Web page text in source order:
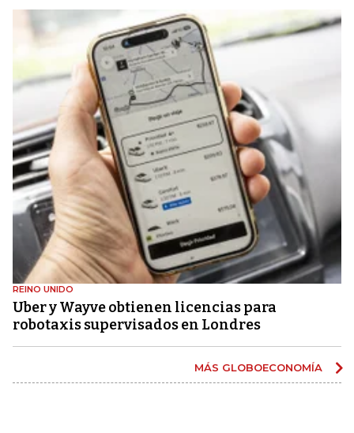
REINO UNIDO
Uber y Wayve obtienen licencias para
robotaxis supervisados ​​en Londres
MÁS GLOBOECONOMÍA